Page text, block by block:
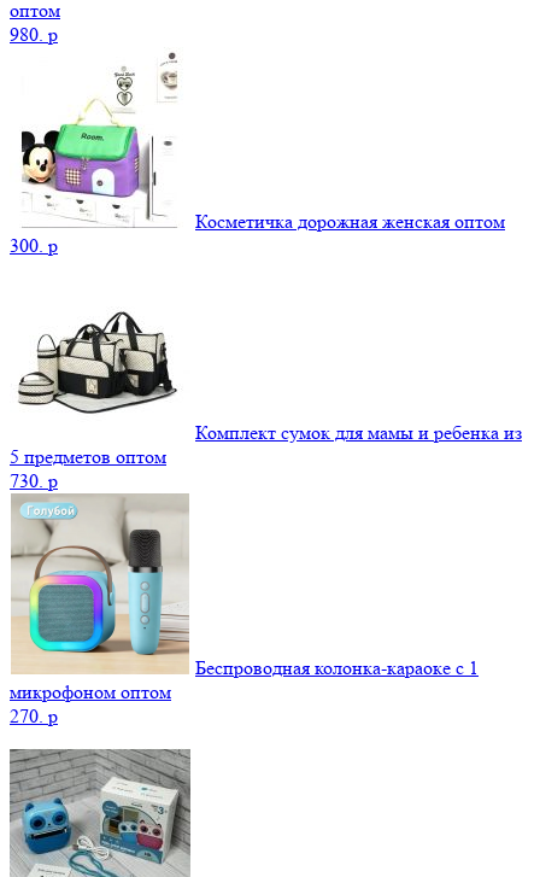
оптом
980. p
Косметичка дорожная женская оптом
300. p
Комплект сумок для мамы и ребенка из
5 предметов оптом
730. p
Беспроводная колонка-караоке с 1
микрофоном оптом
270. p